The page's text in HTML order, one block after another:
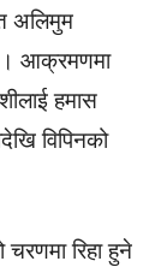
अलिमुम
। आक्रमणमा
हमास
विपिनको
रिहा हुने